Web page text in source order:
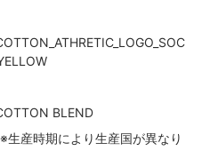
BLEND
生産時期により生産国が異なり